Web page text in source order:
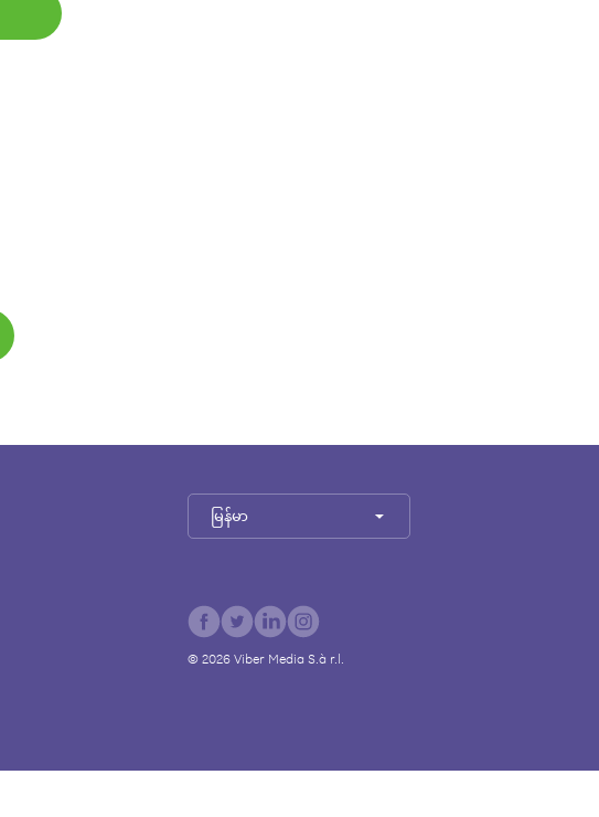
မြန်မာ
© 2026 Viber Media S.à r.l.